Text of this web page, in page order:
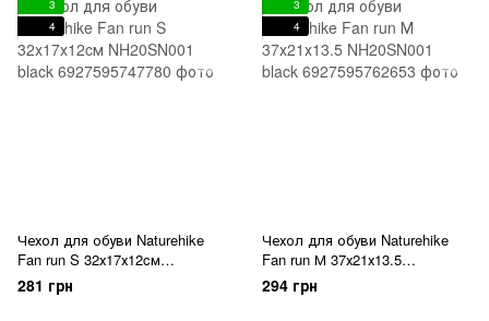
3
4
Чехол для обуви Naturehike
Fan run S 32х17х12cм
NH20SN001 black
281 грн
3
4
Чехол для обуви Naturehike
Fan run М 37х21х13.5
NH20SN001 black
294 грн